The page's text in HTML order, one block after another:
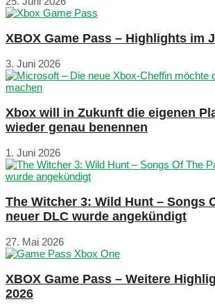
XBOX Game Pass – Highlights im
3. Juni 2026
Xbox will in Zukunft die eigenen
wieder genau benennen
1. Juni 2026
The Witcher 3: Wild Hunt – Songs
neuer DLC wurde angekündigt
27. Mai 2026
XBOX Game Pass – Weitere
2026